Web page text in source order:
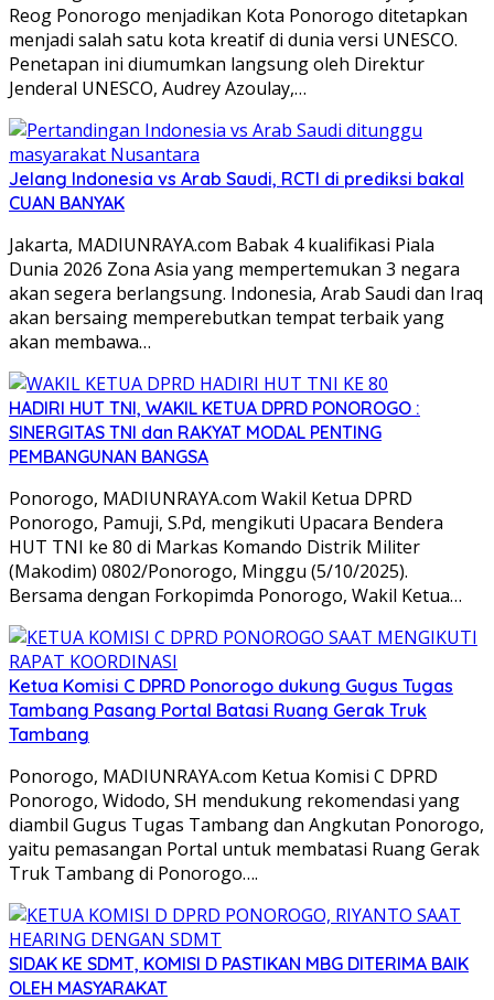
Reog Ponorogo menjadikan Kota Ponorogo ditetapkan
menjadi salah satu kota kreatif di dunia versi UNESCO.
Penetapan ini diumumkan langsung oleh Direktur
Jenderal UNESCO, Audrey Azoulay,…
Jelang Indonesia vs Arab Saudi, RCTI di prediksi bakal
CUAN BANYAK
Jakarta, MADIUNRAYA.com Babak 4 kualifikasi Piala
Dunia 2026 Zona Asia yang mempertemukan 3 negara
akan segera berlangsung. Indonesia, Arab Saudi dan Iraq
akan bersaing memperebutkan tempat terbaik yang
akan membawa…
HADIRI HUT TNI, WAKIL KETUA DPRD PONOROGO :
SINERGITAS TNI dan RAKYAT MODAL PENTING
PEMBANGUNAN BANGSA
Ponorogo, MADIUNRAYA.com Wakil Ketua DPRD
Ponorogo, Pamuji, S.Pd, mengikuti Upacara Bendera
HUT TNI ke 80 di Markas Komando Distrik Militer
(Makodim) 0802/Ponorogo, Minggu (5/10/2025).
Bersama dengan Forkopimda Ponorogo, Wakil Ketua…
Ketua Komisi C DPRD Ponorogo dukung Gugus Tugas
Tambang Pasang Portal Batasi Ruang Gerak Truk
Tambang
Ponorogo, MADIUNRAYA.com Ketua Komisi C DPRD
Ponorogo, Widodo, SH mendukung rekomendasi yang
diambil Gugus Tugas Tambang dan Angkutan Ponorogo,
yaitu pemasangan Portal untuk membatasi Ruang Gerak
Truk Tambang di Ponorogo….
SIDAK KE SDMT, KOMISI D PASTIKAN MBG DITERIMA BAIK
OLEH MASYARAKAT